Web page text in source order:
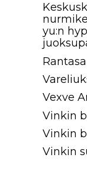
yu:n
Vexve
Vinkin
Vinkin
Vinkin